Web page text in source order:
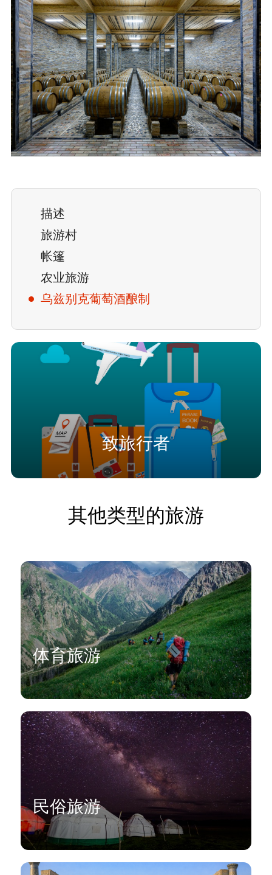
描述
旅游村
帐篷
农业旅游
乌兹别克葡萄酒酿制
致旅行者
其他类型的旅游
体育旅游
民俗旅游